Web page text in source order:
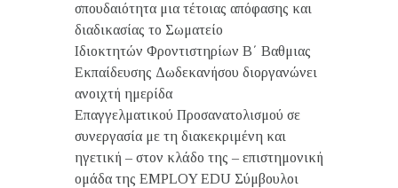
σπουδαιότητα μια τέτοιας απόφασης και
διαδικασίας το Σωματείο
Ιδιοκτητών Φροντιστηρίων Β΄ Βαθμιας
Εκπαίδευσης Δωδεκανήσου διοργανώνει
ανοιχτή ημερίδα
Επαγγελματικού Προσανατολισμού σε
συνεργασία με τη διακεκριμένη και
ηγετική – στον κλάδο της – επιστημονική
ομάδα της EMPLOY EDU Σύμβουλοι